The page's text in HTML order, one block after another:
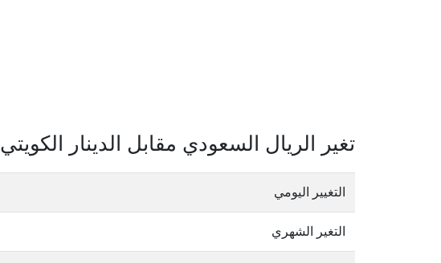
تغير الريال السعودي مقابل الدينار الكويتي
التغيير اليومي
التغير الشهري